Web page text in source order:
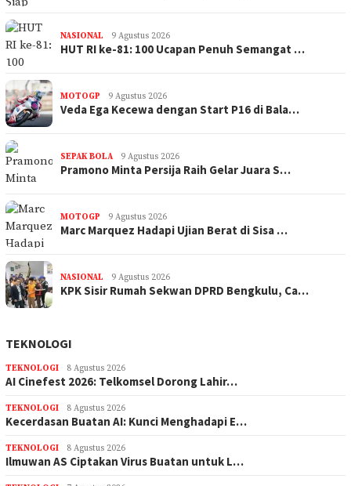
NASIONAL 9 Agustus 2026
HUT RI ke-81: 100 Ucapan Penuh Semangat …
MOTOGP 9 Agustus 2026
Veda Ega Kecewa dengan Start P16 di Bala…
SEPAK BOLA 9 Agustus 2026
Pramono Minta Persija Raih Gelar Juara S…
MOTOGP 9 Agustus 2026
Marc Marquez Hadapi Ujian Berat di Sisa …
NASIONAL 9 Agustus 2026
KPK Sisir Rumah Sekwan DPRD Bengkulu, Ca…
TEKNOLOGI
TEKNOLOGI 8 Agustus 2026
AI Cinefest 2026: Telkomsel Dorong Lahir…
TEKNOLOGI 8 Agustus 2026
Kecerdasan Buatan AI: Kunci Menghadapi E…
TEKNOLOGI 8 Agustus 2026
Ilmuwan AS Ciptakan Virus Buatan untuk L…